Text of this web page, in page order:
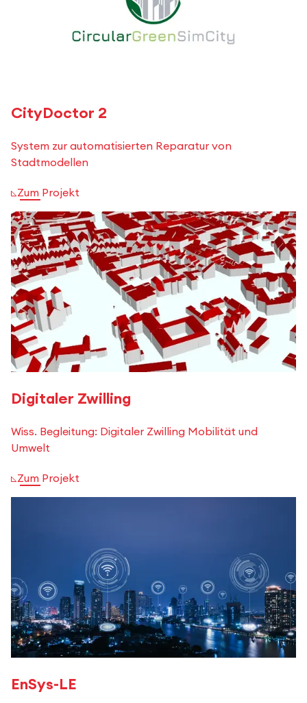
CityDoctor 2
System zur automatisierten Reparatur von
Stadtmodellen
Zum Projekt
Digitaler Zwilling
Wiss. Begleitung: Digitaler Zwilling Mobilität und
Umwelt
Zum Projekt
EnSys-LE